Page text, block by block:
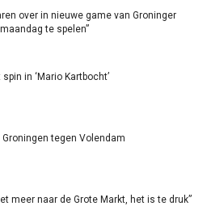
over in nieuwe game van Groninger
te spelen”
in ‘Mario Kartbocht’
Groningen tegen Volendam
meer naar de Grote Markt, het is te druk”